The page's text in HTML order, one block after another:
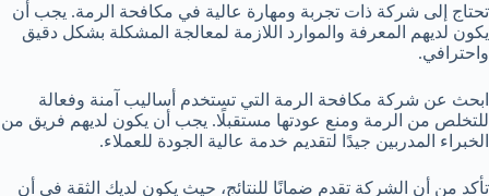
تحتاج إلى شركة ذات تجربة ومهارة عالية في مكافحة الرمة. يجب أن
يكون لديهم المعرفة والموارد اللازمة لمعالجة المشكلة بشكل دقيق
واحترافي.
ابحث عن شركة مكافحة الرمة التي تستخدم أساليب آمنة وفعالة
للتخلص من الرمة ومنع عودتها مستقبلًا. يجب أن يكون لديهم فريق من
الخبراء المدربين جيدًا لتقديم خدمة عالية الجودة للعملاء.
تأكد من أن الشركة تقدم ضمانًا للنتائج، حيث يكون لديك الثقة في أن